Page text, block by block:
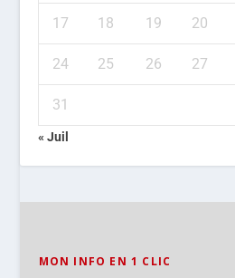
17 18 19 20
24 25 26 27
31
« Juil
MON INFO EN 1 CLIC